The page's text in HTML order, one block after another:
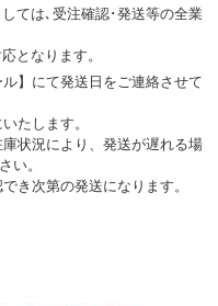
ては､受注確認･発送等の全業
となります。
】にて発送日をご連絡させて
たします。
状況により、発送が遅れる場
い。
き次第の発送になります。